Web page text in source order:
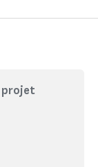
projet